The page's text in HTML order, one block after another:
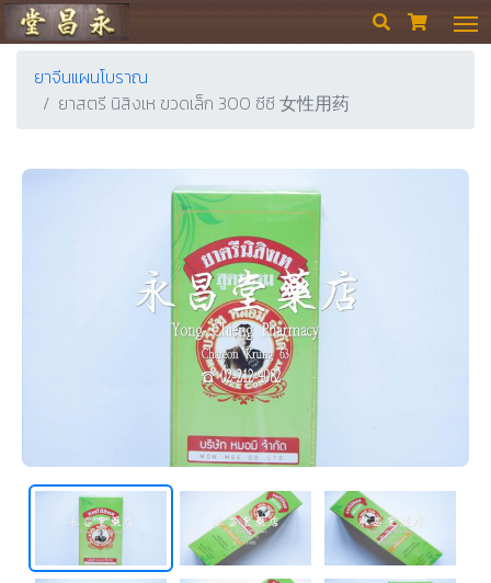
ร้านขายยา ย่งเชียงตึ๊ง  
ยาจีนแผนโบราณ
ยาสตรี นิสิงเห ขวดเล็ก 300 ซีซี 女性用药